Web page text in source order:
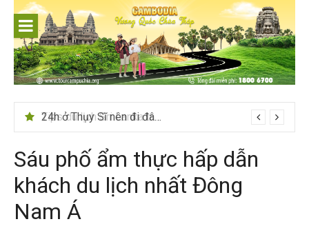
content
24h ở Thụy Sĩ nên đi đâu, chơi gì?
Sáu phố ẩm thực hấp dẫn
khách du lịch nhất Đông
Nam Á